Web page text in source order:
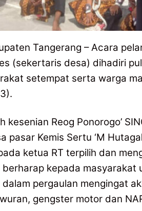
Tangerang – Acara
(sekertaris desa) dihadiri
setempat serta warga
Reog Ponorogo’
pasar Kemis Sertu ‘M
ketua RT terpilih dan
kepada masyarakat
pergaulan mengingat
gengster motor dan